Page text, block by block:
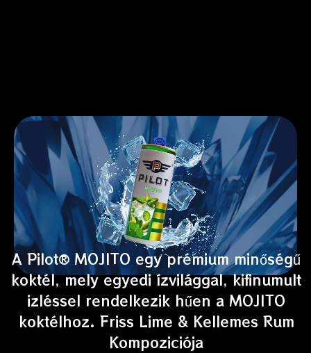
A Pilot® MOJITO egy prémium minőségű
koktél, mely egyedi ízvilággal, kifinumult
izléssel rendelkezik hűen a MOJITO
koktélhoz. Friss Lime & Kellemes Rum
Kompoziciója